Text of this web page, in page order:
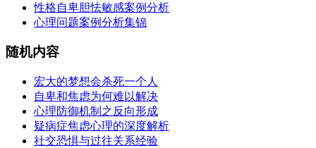
性格自卑胆怯敏感案例分析
心理问题案例分析集锦
随机内容
宏大的梦想会杀死一个人
自卑和焦虑为何难以解决
心理防御机制之反向形成
疑病症焦虑心理的深度解析
社交恐惧与过往关系经验